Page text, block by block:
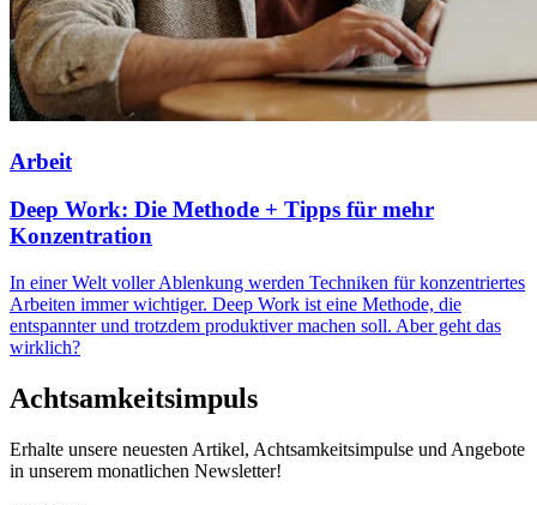
Arbeit
Deep Work: Die Methode + Tipps für mehr
Konzentration
In einer Welt voller Ablenkung werden Techniken für konzentriertes
Arbeiten immer wichtiger. Deep Work ist eine Methode, die
entspannter und trotzdem produktiver machen soll. Aber geht das
wirklich?
Achtsamkeitsimpuls
Erhalte unsere neuesten Artikel, Achtsamkeitsimpulse und Angebote
in unserem monatlichen Newsletter!